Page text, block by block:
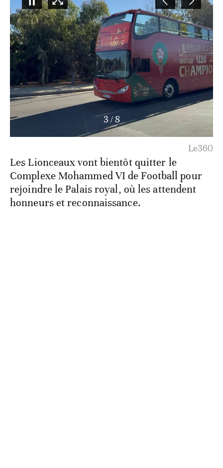
3/8
Le360
Les Lionceaux vont bientôt quitter le
Complexe Mohammed VI de Football pour
rejoindre le Palais royal, où les attendent
honneurs et reconnaissance.